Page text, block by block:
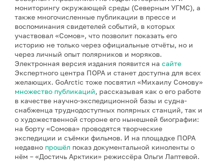
мониторингу окружающей среды (Северным УГМС), а
также многочисленные публикации в прессе и
воспоминания свидетелей событий, в которых
участвовал «Сомов», что позволит показать его
историю не только через официальные отчёты, но и
через личный опыт полярников и моряков.
Электронная версия издания появится на сайте
Экспертного центра ПОРА и станет доступна для всех
желающих. GoArctic тоже посвятил «Михаилу Сомову»
множество публикаций, рассказывая как о его работе
в качестве научно-экспедиционной базы и судна-
снабженца труднодоступных полярных станций, так и
о художественной стороне его нынешней биографии:
на борту «Сомова» проводятся творческие
экспедиции и съёмки фильмов. И на площадке ПОРА
недавно прошёл показ документальной киноленты о
нём – «Достичь Арктики» режиссёра Ольги Лаптевой.